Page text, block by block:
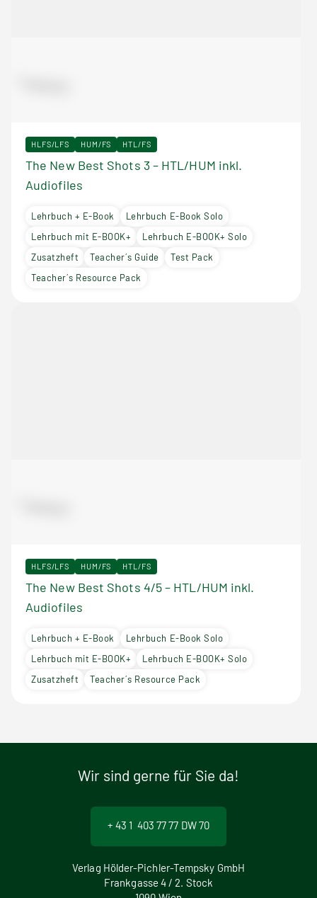
HLFS/LFS HUM/FS HTL/FS
The New Best Shots 3 – HTL/HUM inkl.
Audiofiles
Lehrbuch + E-Book
Lehrbuch E-Book Solo
Lehrbuch mit E-BOOK+
Lehrbuch E-BOOK+ Solo
Zusatzheft
Teacher´s Guide
Test Pack
Teacher´s Resource Pack
HLFS/LFS HUM/FS HTL/FS
The New Best Shots 4/5 – HTL/HUM inkl.
Audiofiles
Lehrbuch + E-Book
Lehrbuch E-Book Solo
Lehrbuch mit E-BOOK+
Lehrbuch E-BOOK+ Solo
Zusatzheft
Teacher´s Resource Pack
Wir sind gerne für Sie da!
+ 43 1 403 77 77 DW 70
Verlag Hölder-Pichler-Tempsky GmbH
Frankgasse 4 / 2. Stock